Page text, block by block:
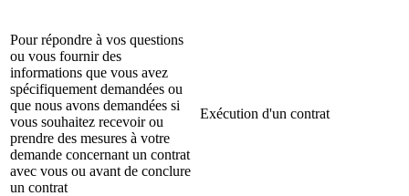
Pour répondre à vos questions
ou vous fournir des
informations que vous avez
spécifiquement demandées ou
que nous avons demandées si
vous souhaitez recevoir ou
prendre des mesures à votre
demande concernant un contrat
avec vous ou avant de conclure
un contrat
Exécution d'un contrat